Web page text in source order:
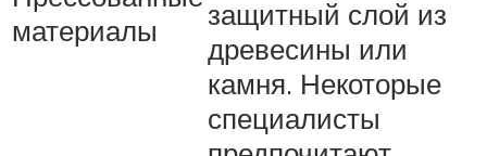
материалы
защитный слой из
древесины или
камня. Некоторые
специалисты